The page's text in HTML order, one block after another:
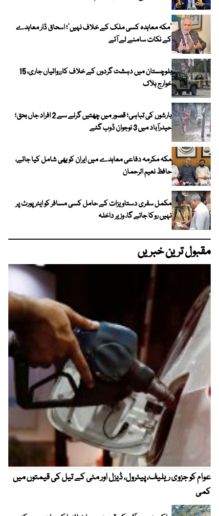
‘مکہ معاہدہ کسی ملک کے خلاف نہیں’؛ اسحاق ڈار معاہدے
کے نکات سامنے لے آئے
بلوچستان میں دہشت گردوں کے خلاف کارروائیاں جاری، 15
خوارج ہلاک
بارشوں کی تباہی؛ قصور میں چھتیں گرنے سے 2 افراد جاں بحق؛
حیدرآباد میں 3 نوجوان ڈوب گئے
مکہ مکرمہ دفاعی معاہدے میں ایران کو بھی شامل کیا جائے،
حافظ نعیم الرحمان
مکمل سفری دستاویزات کے حامل کسی مسافر کو ایئرپورٹ پر
نہیں روکا جائے گا، وزیر داخلہ
مقبول ترین خبریں
عوام کو جزوی ریلیف، پیٹرول، ڈیزل اور مٹی کے تیل کی قیمتوں میں
کمی